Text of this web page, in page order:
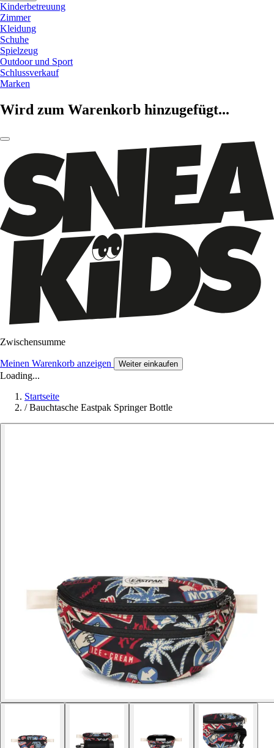
Kinderbetreuung
Zimmer
Kleidung
Schuhe
Spielzeug
Outdoor und Sport
Schlussverkauf
Marken
Wird zum Warenkorb hinzugefügt...
Zwischensumme
Meinen Warenkorb anzeigen Weiter einkaufen
Loading...
Startseite
/ Bauchtasche Eastpak Springer Bottle